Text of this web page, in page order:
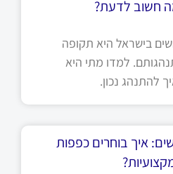
חשוב לדעת?
בישראל היא תקופה
למדו מתי היא
להתנהג נכון.
איך בוחרים כפפות